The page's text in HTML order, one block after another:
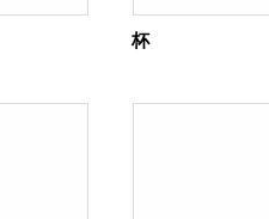
杯